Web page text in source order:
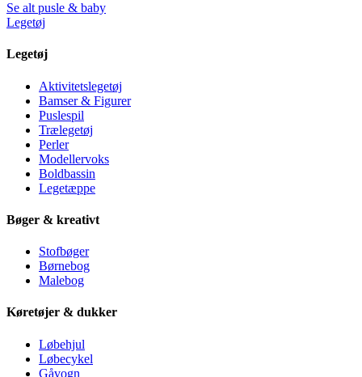
Se alt pusle & baby
Legetøj
Legetøj
Aktivitetslegetøj
Bamser & Figurer
Puslespil
Trælegetøj
Perler
Modellervoks
Boldbassin
Legetæppe
Bøger & kreativt
Stofbøger
Børnebog
Malebog
Køretøjer & dukker
Løbehjul
Løbecykel
Gåvogn